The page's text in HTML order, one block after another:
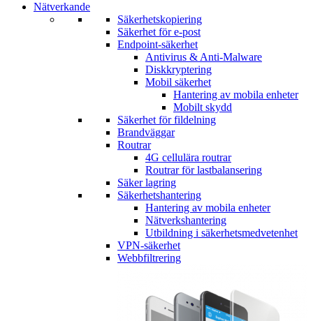
Nätverkande
Säkerhetskopiering
Säkerhet för e-post
Endpoint-säkerhet
Antivirus & Anti-Malware
Diskkryptering
Mobil säkerhet
Hantering av mobila enheter
Mobilt skydd
Säkerhet för fildelning
Brandväggar
Routrar
4G cellulära routrar
Routrar för lastbalansering
Säker lagring
Säkerhetshantering
Hantering av mobila enheter
Nätverkshantering
Utbildning i säkerhetsmedvetenhet
VPN-säkerhet
Webbfiltrering